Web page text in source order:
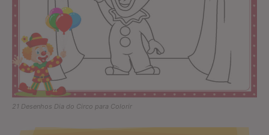
21 Desenhos Dia do Circo para Colorir